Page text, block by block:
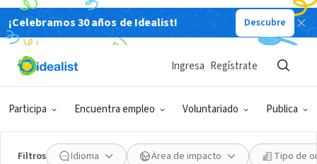
¡Celebramos 30 años de Idealist! Descubre
Participa Encuentra empleo Voluntariado Publica
Ingresa Regístrate
Filtros Idioma Área de impacto Tipo de
Asociación Liga Colombiana de
Esperanto
bogota, bogota, Colombia|esperanto.co